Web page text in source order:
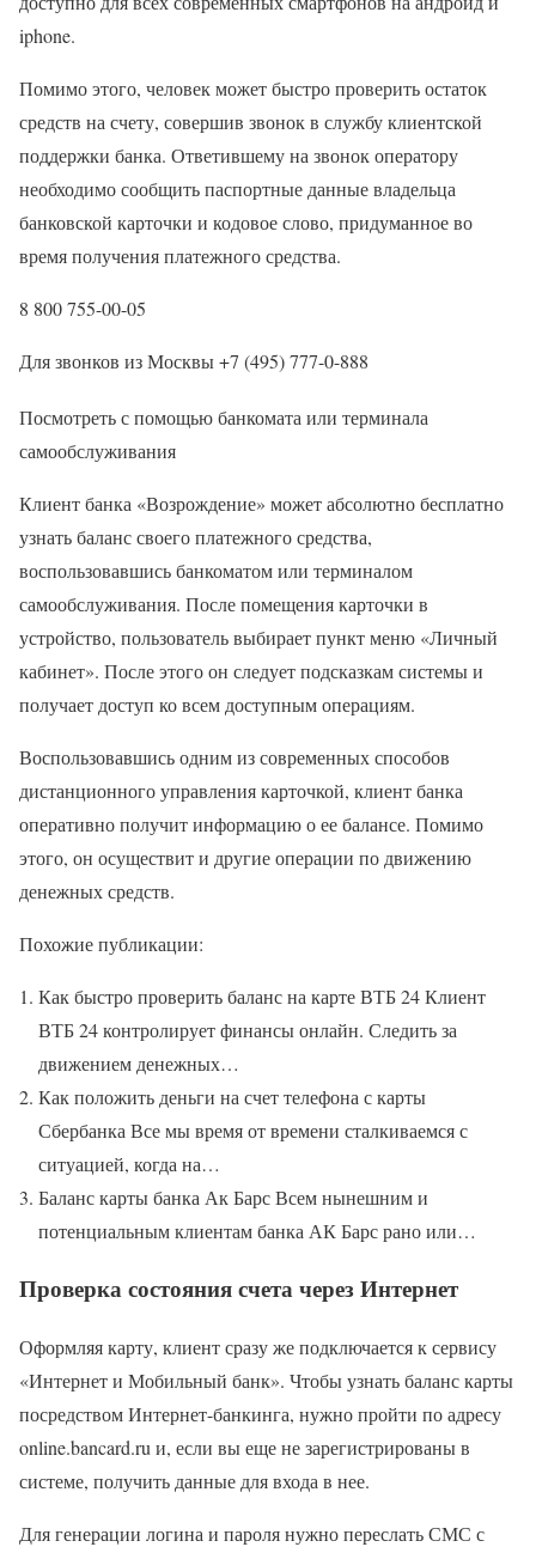
iphone.
Помимо этого, человек может быстро проверить остаток
средств на счету, совершив звонок в службу клиентской
поддержки банка. Ответившему на звонок оператору
необходимо сообщить паспортные данные владельца
банковской карточки и кодовое слово, придуманное во
время получения платежного средства.
8 800 755-00-05
Для звонков из Москвы +7 (495) 777-0-888
Посмотреть с помощью банкомата или терминала
самообслуживания
Клиент банка «Возрождение» может абсолютно бесплатно
узнать баланс своего платежного средства,
воспользовавшись банкоматом или терминалом
самообслуживания. После помещения карточки в
устройство, пользователь выбирает пункт меню «Личный
кабинет». После этого он следует подсказкам системы и
получает доступ ко всем доступным операциям.
Воспользовавшись одним из современных способов
дистанционного управления карточкой, клиент банка
оперативно получит информацию о ее балансе. Помимо
этого, он осуществит и другие операции по движению
денежных средств.
Похожие публикации:
Как быстро проверить баланс на карте ВТБ 24 Клиент
ВТБ 24 контролирует финансы онлайн. Следить за
движением денежных…
Как положить деньги на счет телефона с карты
Сбербанка Все мы время от времени сталкиваемся с
ситуацией, когда на…
Баланс карты банка Ак Барс Всем нынешним и
потенциальным клиентам банка АК Барс рано или…
Проверка состояния счета через Интернет
Оформляя карту, клиент сразу же подключается к сервису
«Интернет и Мобильный банк». Чтобы узнать баланс карты
посредством Интернет-банкинга, нужно пройти по адресу
online.bancard.ru и, если вы еще не зарегистрированы в
системе, получить данные для входа в нее.
Для генерации логина и пароля нужно переслать СМС с